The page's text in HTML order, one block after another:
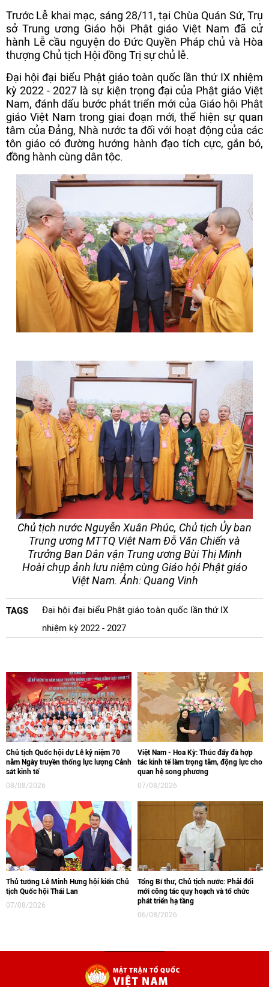
Trước Lễ khai mạc, sáng 28/11, tại Chùa Quán Sứ, Trụ
sở Trung ương Giáo hội Phật giáo Việt Nam đã cử
hành Lễ cầu nguyện do Đức Quyền Pháp chủ và Hòa
thượng Chủ tịch Hội đồng Trị sự chủ lễ.
Đại hội đại biểu Phật giáo toàn quốc lần thứ IX nhiệm
kỳ 2022 - 2027 là sự kiện trọng đại của Phật giáo Việt
Nam, đánh dấu bước phát triển mới của Giáo hội Phật
giáo Việt Nam trong giai đoạn mới, thể hiện sự quan
tâm của Đảng, Nhà nước ta đối với hoạt động của các
tôn giáo có đường hướng hành đạo tích cực, gắn bó,
đồng hành cùng dân tộc.
Chủ tịch nước Nguyễn Xuân Phúc, Chủ tịch Ủy ban
Trung ương MTTQ Việt Nam Đỗ Văn Chiến và
Trưởng Ban Dân vận Trung ương Bùi Thị Minh
Hoài chụp ảnh lưu niệm cùng Giáo hội Phật giáo
Việt Nam. Ảnh: Quang Vinh
TAGS
Đại hội đại biểu Phật giáo toàn quốc lần thứ IX
nhiệm kỳ 2022 - 2027
Chủ tịch Quốc hội dự Lễ kỷ niệm 70
năm Ngày truyền thống lực lượng Cảnh
sát kinh tế
08/08/2026
Việt Nam - Hoa Kỳ: Thúc đẩy đà hợp
tác kinh tế làm trọng tâm, động lực cho
quan hệ song phương
07/08/2026
Thủ tướng Lê Minh Hưng hội kiến Chủ
tịch Quốc hội Thái Lan
07/08/2026
Tổng Bí thư, Chủ tịch nước: Phải đổi
mới công tác quy hoạch và tổ chức
phát triển hạ tầng
06/08/2026